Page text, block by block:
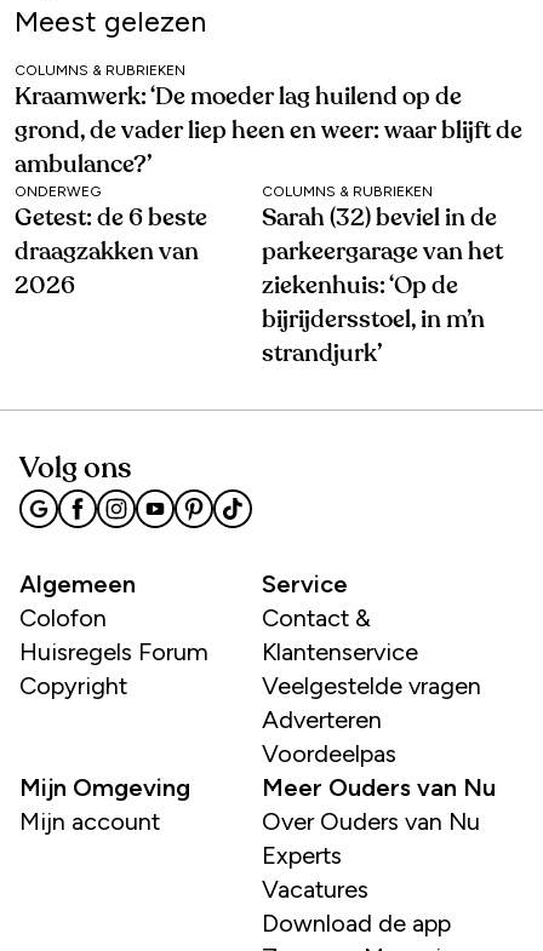
Meest gelezen
COLUMNS & RUBRIEKEN
Kraamwerk: ‘De moeder lag huilend op de
grond, de vader liep heen en weer: waar blijft de
ambulance?’
ONDERWEG
Getest: de 6 beste
draagzakken van
2026
COLUMNS & RUBRIEKEN
Sarah (32) beviel in de
parkeergarage van het
ziekenhuis: ‘Op de
bijrijdersstoel, in m’n
strandjurk’
Volg ons
Algemeen
Colofon
Huisregels Forum
Copyright
Service
Contact &
Klantenservice
Veelgestelde vragen
Adverteren
Voordeelpas
Mijn Omgeving
Mijn account
Meer Ouders van Nu
Over Ouders van Nu
Experts
Vacatures
Download de app